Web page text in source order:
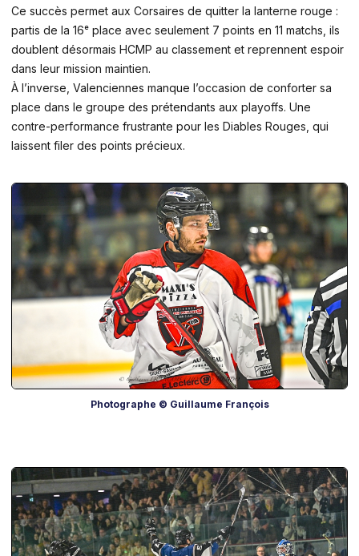
Ce succès permet aux Corsaires de quitter la lanterne rouge :
partis de la 16ᵉ place avec seulement 7 points en 11 matchs, ils
doublent désormais HCMP au classement et reprennent espoir
dans leur mission maintien.
À l’inverse, Valenciennes manque l’occasion de conforter sa
place dans le groupe des prétendants aux playoffs. Une
contre-performance frustrante pour les Diables Rouges, qui
laissent filer des points précieux.
Photographe © Guillaume François